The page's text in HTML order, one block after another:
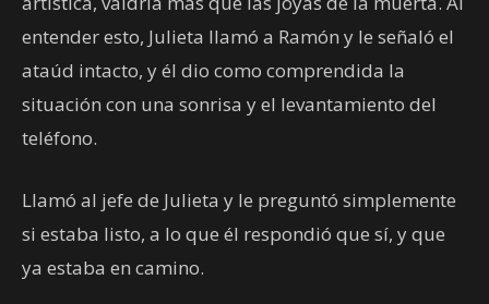
entender esto, Julieta llamó a Ramón y le señaló el
ataúd intacto, y él dio como comprendida la
situación con una sonrisa y el levantamiento del
teléfono.
Llamó al jefe de Julieta y le preguntó simplemente
si estaba listo, a lo que él respondió que sí, y que
ya estaba en camino.